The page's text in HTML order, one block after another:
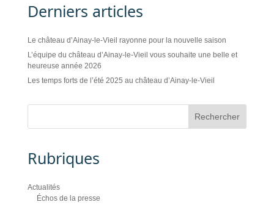
Derniers articles
Le château d’Ainay-le-Vieil rayonne pour la nouvelle saison
L’équipe du château d’Ainay-le-Vieil vous souhaite une belle et
heureuse année 2026
Les temps forts de l’été 2025 au château d’Ainay-le-Vieil
Rubriques
Actualités
Échos de la presse